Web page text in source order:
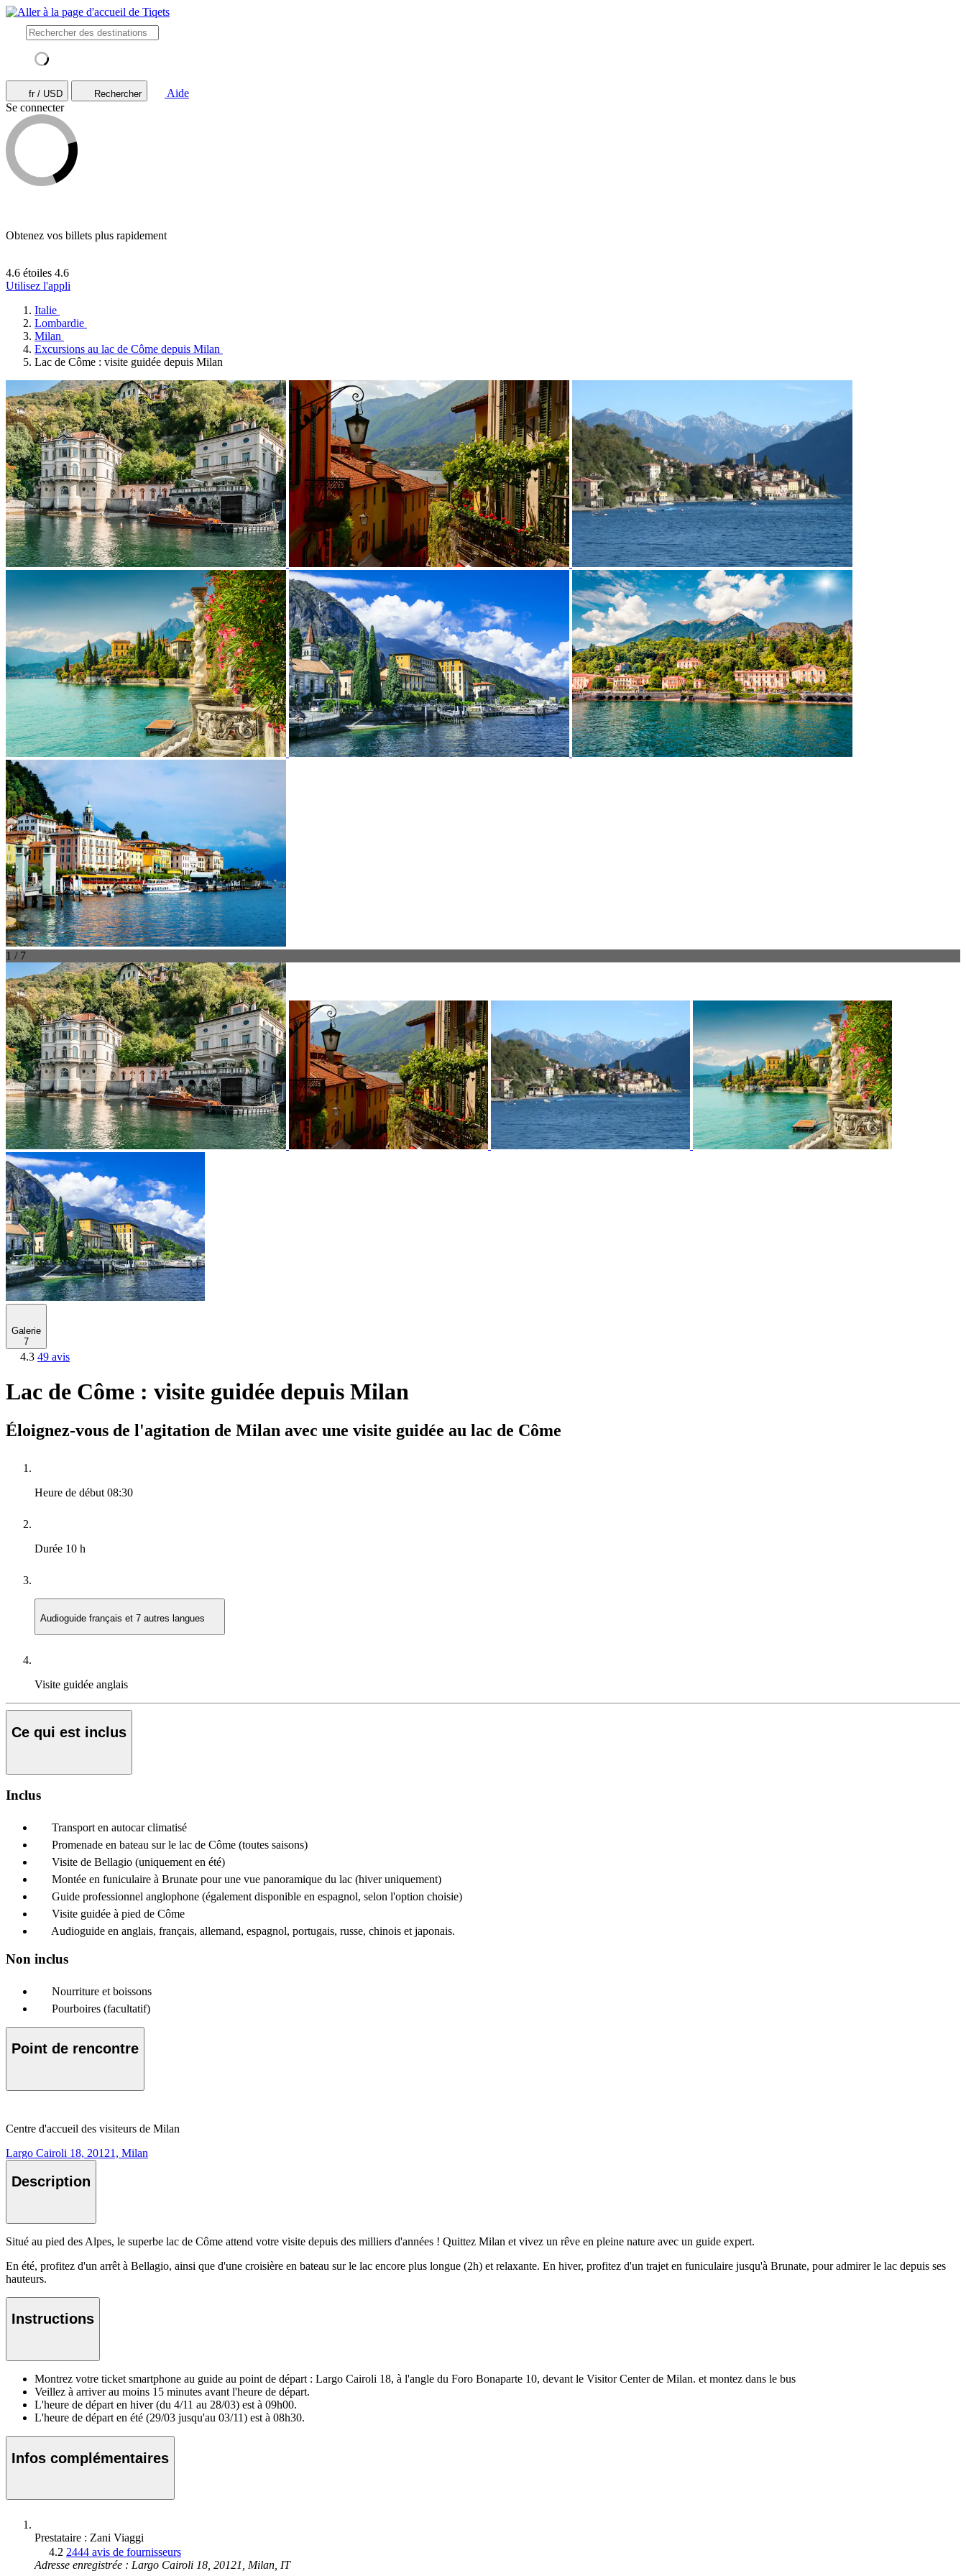
fr / USD Rechercher
Aide
Se connecter
Obtenez vos billets plus rapidement
4.6 étoiles 4.6
Utilisez l'appli
Italie
Lombardie
Milan
Excursions au lac de Côme depuis Milan
Lac de Côme : visite guidée depuis Milan
1 / 7
Galerie
7
4.3 49 avis
Lac de Côme : visite guidée depuis Milan
Éloignez-vous de l'agitation de Milan avec une visite guidée au lac de Côme
Heure de début 08:30
Durée 10 h
Audioguide français et 7 autres langues
Visite guidée anglais
Ce qui est inclus
Inclus
Transport en autocar climatisé
Promenade en bateau sur le lac de Côme (toutes saisons)
Visite de Bellagio (uniquement en été)
Montée en funiculaire à Brunate pour une vue panoramique du lac (hiver uniquement)
Guide professionnel anglophone (également disponible en espagnol, selon l'option choisie)
Visite guidée à pied de Côme
Audioguide en anglais, français, allemand, espagnol, portugais, russe, chinois et japonais.
Non inclus
Nourriture et boissons
Pourboires (facultatif)
Point de rencontre
Centre d'accueil des visiteurs de Milan
Largo Cairoli 18, 20121, Milan
Description
Situé au pied des Alpes, le superbe lac de Côme attend votre visite depuis des milliers d'années ! Quittez Milan et vivez un rêve en pleine nature avec un guide expert.
En été, profitez d'un arrêt à Bellagio, ainsi que d'une croisière en bateau sur le lac encore plus longue (2h) et relaxante. En hiver, profitez d'un trajet en funiculaire jusqu'à Brunate, pour admirer le lac depuis ses
hauteurs.
Instructions
Montrez votre ticket smartphone au guide au point de départ : Largo Cairoli 18, à l'angle du Foro Bonaparte 10, devant le Visitor Center de Milan. et montez dans le bus
Veillez à arriver au moins 15 minutes avant l'heure de départ.
L'heure de départ en hiver (du 4/11 au 28/03) est à 09h00.
L'heure de départ en été (29/03 jusqu'au 03/11) est à 08h30.
Infos complémentaires
Prestataire : Zani Viaggi
4.2 2444 avis de fournisseurs
Adresse enregistrée : Largo Cairoli 18, 20121, Milan, IT